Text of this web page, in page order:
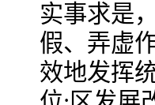
实事求是
假、弄虚
效地发挥